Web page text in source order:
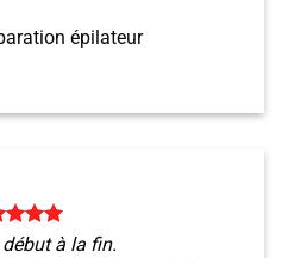
épilateur
à la fin.